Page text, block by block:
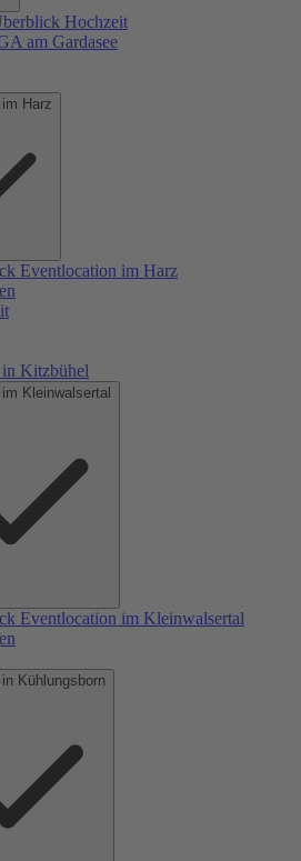
Hochzeit
am Gardasee
Harz
Eventlocation im Harz
Kitzbühel
Kleinwalsertal
Eventlocation im Kleinwalsertal
Kühlungsborn